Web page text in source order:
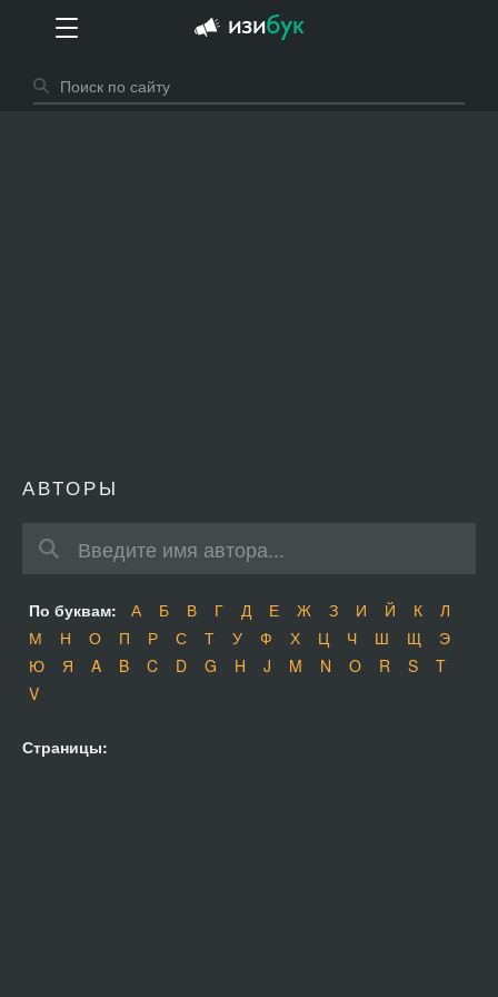
АВТОРЫ
По буквам: А Б В Г Д Е Ж З И Й К
Л
М
Н О П Р С Т У Ф Х Ц Ч Ш Щ
Э
Ю
Я A B C D G H J M N O R S
T
V
Страницы: